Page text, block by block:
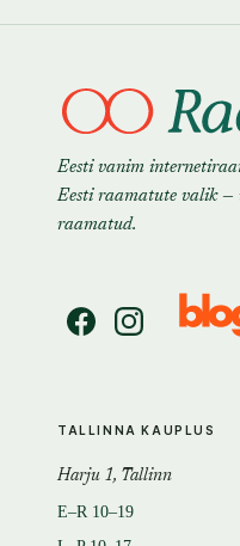
Eesti vanim
Eesti raamatute valik —
raamatud.
TALLINNA KAUPLUS
Harju 1, Tallinn
E–R 10–19